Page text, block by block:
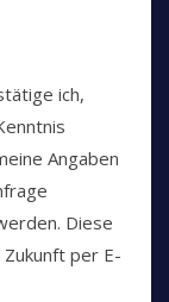
ich,
Angaben
Diese
per E-